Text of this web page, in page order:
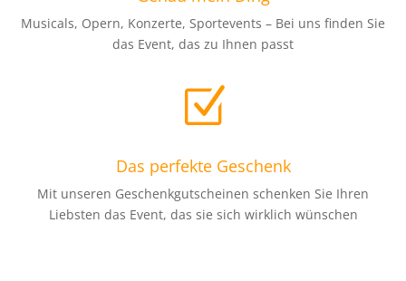
Musicals, Opern, Konzerte, Sportevents – Bei uns finden Sie
das Event, das zu Ihnen passt
Z
Das perfekte Geschenk
Mit unseren Geschenkgutscheinen schenken Sie Ihren
Liebsten das Event, das sie sich wirklich wünschen